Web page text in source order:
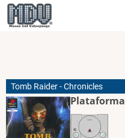
Pasar
al
Tomb Raider - Chronicles
Plataforma